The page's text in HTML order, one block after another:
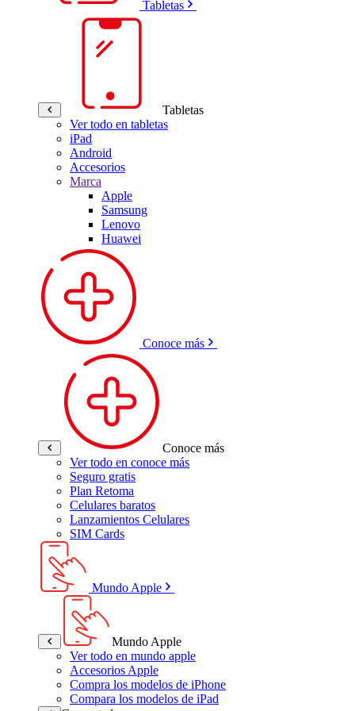
Tabletas
Tabletas
Ver todo en tabletas
iPad
Android
Accesorios
Marca
Apple
Samsung
Lenovo
Huawei
Conoce más
Conoce más
Ver todo en conoce más
Seguro gratis
Plan Retoma
Celulares baratos
Lanzamientos Celulares
SIM Cards
Mundo Apple
Mundo Apple
Ver todo en mundo apple
Accesorios Apple
Compra los modelos de iPhone
Compara los modelos de iPad